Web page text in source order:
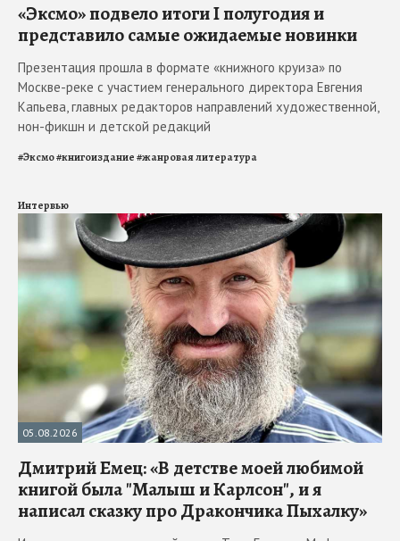
«Эксмо» подвело итоги I полугодия и
представило самые ожидаемые новинки
Презентация прошла в формате «книжного круиза» по
Москве-реке с участием генерального директора Евгения
Капьева, главных редакторов направлений художественной,
нон-фикшн и детской редакций
#Эксмо#книгоиздание#жанровая литература
Интервью
05.08.2026
Дмитрий Емец: «В детстве моей любимой
книгой была "Малыш и Карлсон", и я
написал сказку про Дракончика Пыхалку»